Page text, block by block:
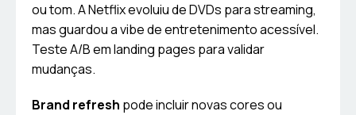
ou tom. A Netflix evoluiu de DVDs para streaming,
mas guardou a vibe de entretenimento acessível.
Teste A/B em landing pages para validar
mudanças.
Brand refresh pode incluir novas cores ou